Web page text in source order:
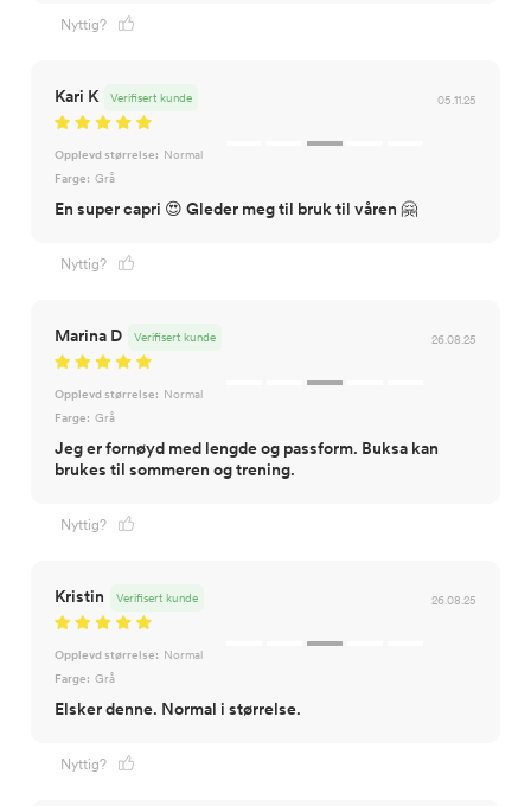
Nyttig?
Kari K 05.11.25
Verifisert kunde
Opplevd størrelse: Normal
Farge: Grå
En super capri 😍 Gleder meg til bruk til våren 🤗
Nyttig?
Marina D 26.08.25
Verifisert kunde
Opplevd størrelse: Normal
Farge: Grå
Jeg er fornøyd med lengde og passform. Buksa kan
brukes til sommeren og trening.
Nyttig?
Kristin 26.08.25
Verifisert kunde
Opplevd størrelse: Normal
Farge: Grå
Elsker denne. Normal i størrelse.
Nyttig?